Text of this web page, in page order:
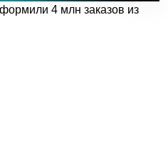
4 млн заказов из